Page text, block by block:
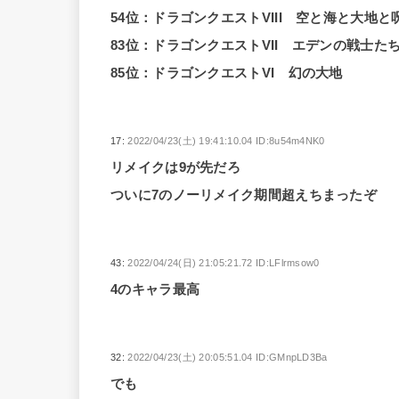
54位：ドラゴンクエストVIII 空と海と大地と
83位：ドラゴンクエストVII エデンの戦士たち
85位：ドラゴンクエストVI 幻の大地
17:2022/04/23(土) 19:41:10.04 ID:8u54m4NK0
リメイクは9が先だろ
ついに7のノーリメイク期間超えちまったぞ
43:2022/04/24(日) 21:05:21.72 ID:LFlrmsow0
4のキャラ最高
32:2022/04/23(土) 20:05:51.04 ID:GMnpLD3Ba
でも